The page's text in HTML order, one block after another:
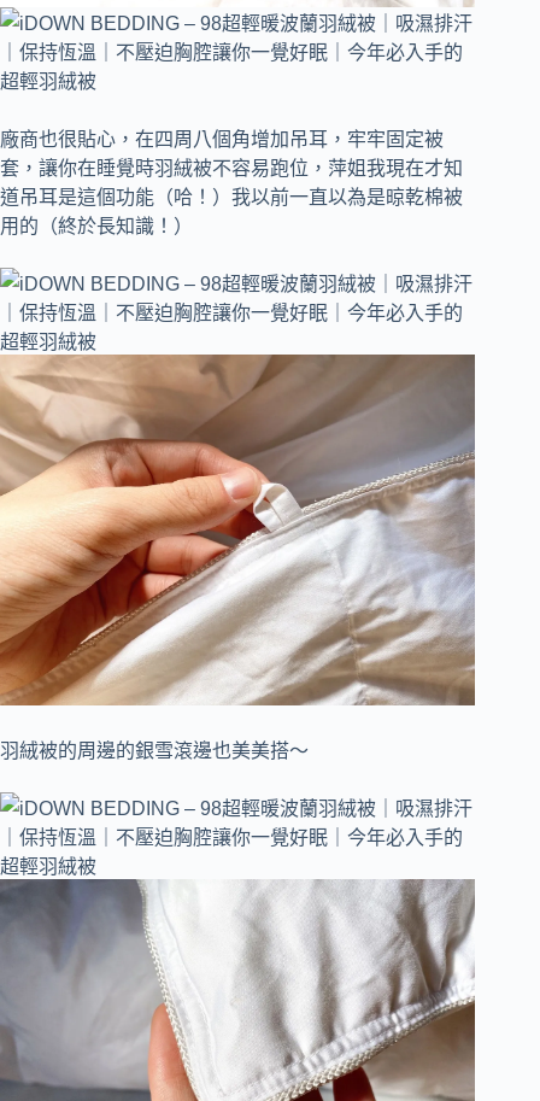
廠商也很貼心，在四周八個角增加吊耳，牢牢固定被
套，讓你在睡覺時羽絨被不容易跑位，萍姐我現在才知
道吊耳是這個功能（哈！）我以前一直以為是晾乾棉被
用的（終於長知識！）
羽絨被的周邊的銀雪滾邊也美美搭～